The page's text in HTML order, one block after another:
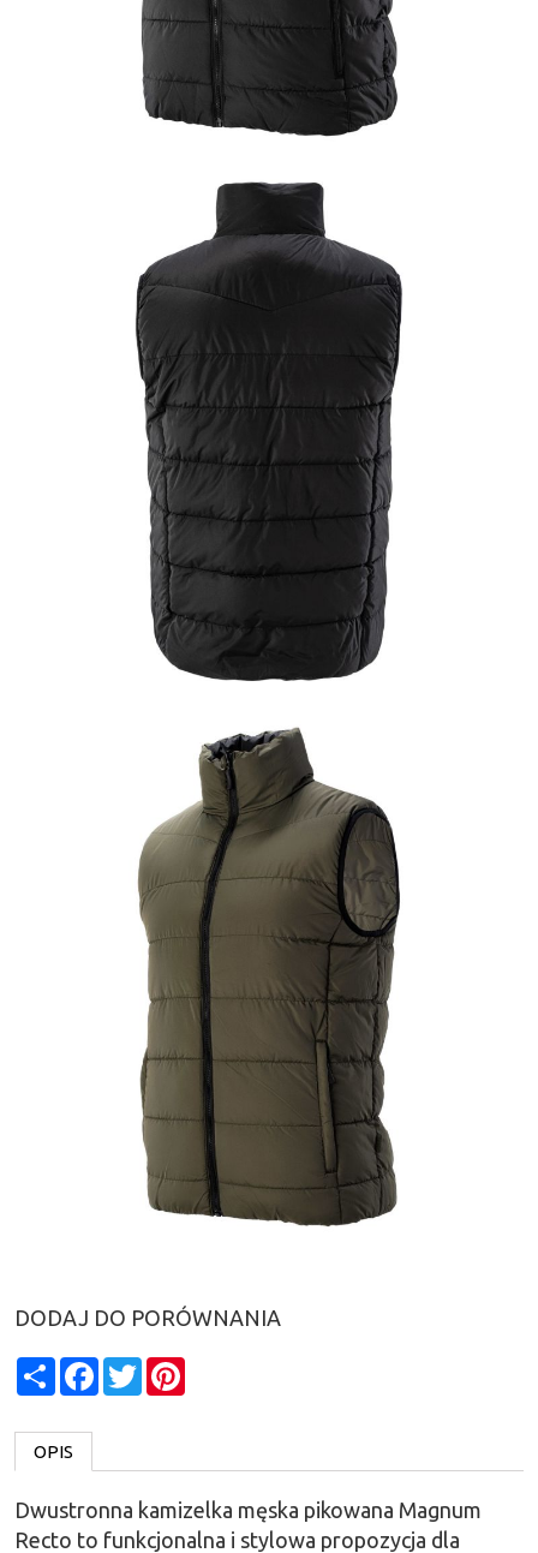
DODAJ DO PORÓWNANIA
ShareFacebook
Twitter
OPIS
Dwustronna kamizelka męska pikowana Magnum
Recto to funkcjonalna i stylowa propozycja dla